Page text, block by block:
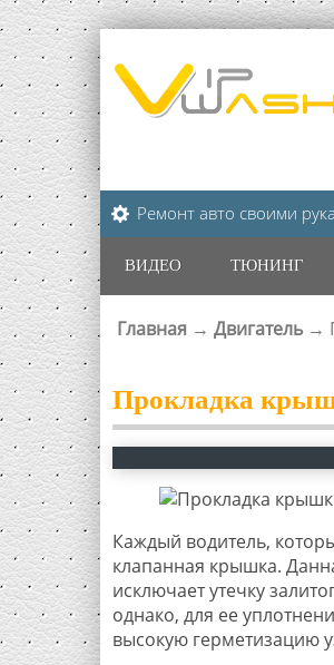
Ремонт авто своими
ВИДЕО ТЮНИНГ
ВЫ ЗДЕСЬ
Главная → Двигатель →
Прокладка
Каждый водитель,
клапанная крышка.
исключает утечку
однако, для ее
высокую герметизацию